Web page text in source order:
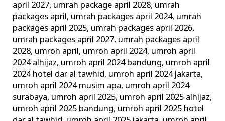
april 2027, umrah package april 2028, umrah
packages april, umrah packages april 2024, umrah
packages april 2025, umrah packages april 2026,
umrah packages april 2027, umrah packages april
2028, umroh april, umroh april 2024, umroh april
2024 alhijaz, umroh april 2024 bandung, umroh april
2024 hotel dar al tawhid, umroh april 2024 jakarta,
umroh april 2024 musim apa, umroh april 2024
surabaya, umroh april 2025, umroh april 2025 alhijaz,
umroh april 2025 bandung, umroh april 2025 hotel